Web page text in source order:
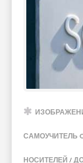
САМОУЧИТЕЛЬ
НОСИТЕЛЕЙ /